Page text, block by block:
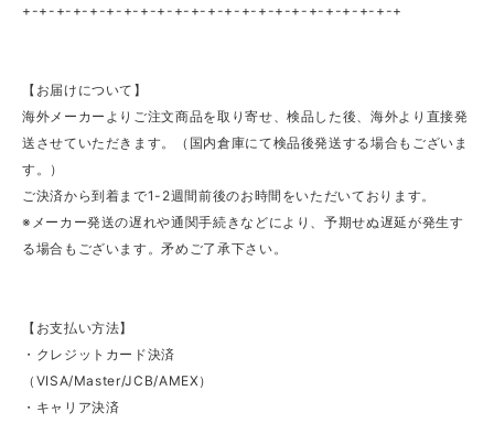
+-+-+-+-+-+-+-+-+-+-+-+-+-+-+-+-+-+-+-+-+-+-+
【お届けについて】
海外メーカーよりご注文商品を取り寄せ、検品した後、海外より直接発
送させていただきます。（国内倉庫にて検品後発送する場合もございま
す。）
ご決済から到着まで1-2週間前後のお時間をいただいております。
※メーカー発送の遅れや通関手続きなどにより、予期せぬ遅延が発生す
る場合もございます。矛めご了承下さい。
【お支払い方法】
・クレジットカード決済
（VISA/Master/JCB/AMEX）
・キャリア決済